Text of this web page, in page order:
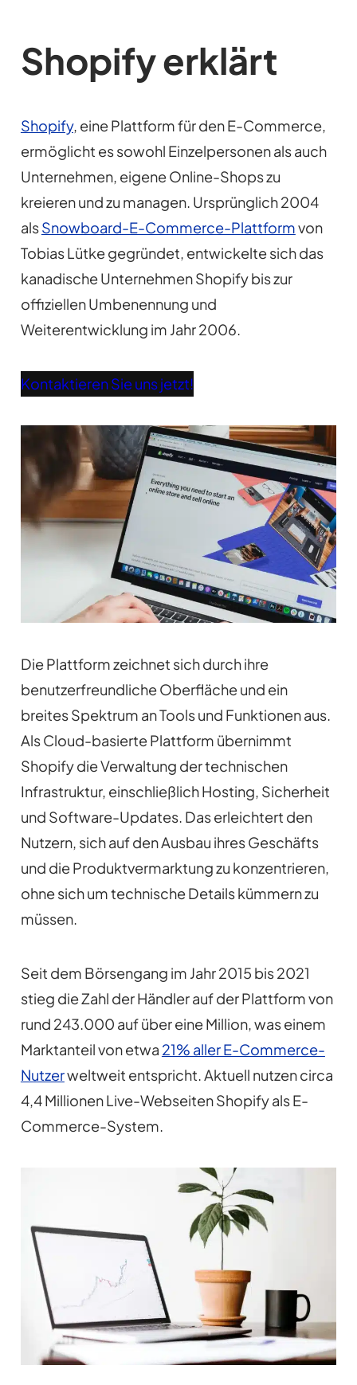
Shopify erklärt
Shopify, eine Plattform für den E-Commerce,
ermöglicht es sowohl Einzelpersonen als auch
Unternehmen, eigene Online-Shops zu
kreieren und zu managen. Ursprünglich 2004
alsSnowboard-E-Commerce-Plattformvon
Tobias Lütke gegründet, entwickelte sich das
kanadische Unternehmen Shopify bis zur
offiziellen Umbenennung und
Weiterentwicklung im Jahr 2006.
Kontaktieren Sie uns jetzt!
Die Plattform zeichnet sich durch ihre
benutzerfreundliche Oberfläche und ein
breites Spektrum an Tools und Funktionen aus.
Als Cloud-basierte Plattform übernimmt
Shopify die Verwaltung der technischen
Infrastruktur, einschließlich Hosting, Sicherheit
und Software-Updates. Das erleichtert den
Nutzern, sich auf den Ausbau ihres Geschäfts
und die Produktvermarktung zu konzentrieren,
ohne sich um technische Details kümmern zu
müssen.
Seit dem Börsengang im Jahr 2015 bis 2021
stieg die Zahl der Händler auf der Plattform von
rund 243.000 auf über eine Million, was einem
Marktanteil von etwa 21% aller E-Commerce-
Nutzerweltweit entspricht. Aktuell nutzen circa
4,4 Millionen Live-Webseiten Shopify als E-
Commerce-System.